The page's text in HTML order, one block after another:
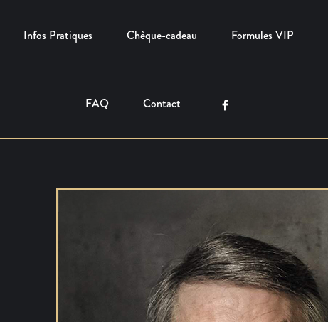
Infos Pratiques Chèque-cadeau Formules VIP
FAQ Contact